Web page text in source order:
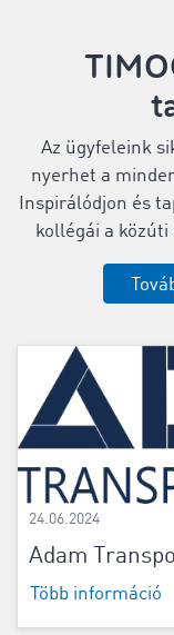
Az ügyfeleink
nyerhet a
Inspirálódjon és
kollégái a
24.06.2024
Adam
Több információ